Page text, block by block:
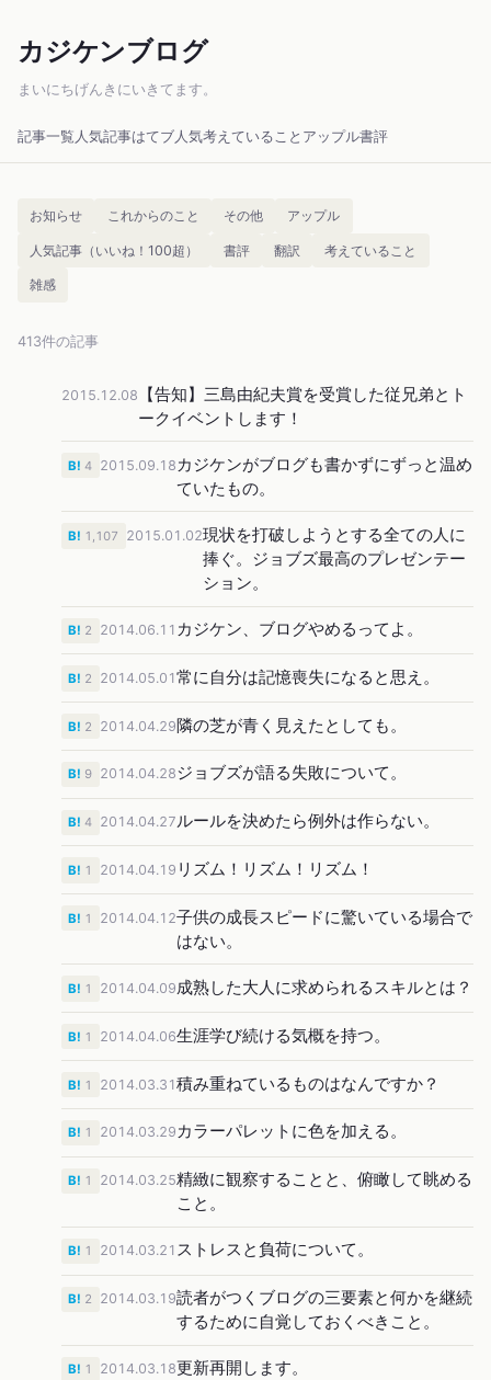
カジケンブログ
まいにちげんきにいきてます。
記事一覧 人気記事はてブ人気考えていること アップル書評
お知らせ これからのこと その他 アップル
人気記事（いいね！100超） 書評 翻訳 考えていること
雑感
413件の記事
2015.12.08
【告知】三島由紀夫賞を受賞した従兄弟とト
ークイベントします！
2015.09.18 カジケンがブログも書かずにずっと温め
ていたもの。
B! 4
2015.01.02現状を打破しようとする全ての人に
捧ぐ。ジョブズ最高のプレゼンテー
ション。
B! 1,107
2014.06.11 カジケン、ブログやめるってよ。
B! 2
2014.05.01常に自分は記憶喪失になると思え。
B! 2
2014.04.29隣の芝が青く見えたとしても。
B! 2
2014.04.28ジョブズが語る失敗について。
B! 9
2014.04.27ルールを決めたら例外は作らない。
B! 4
2014.04.19 リズム！リズム！リズム！
B! 1
2014.04.12子供の成長スピードに驚いている場合で
はない。
B! 1
2014.04.09成熟した大人に求められるスキルとは？
B! 1
2014.04.06生涯学び続ける気概を持つ。
B! 1
2014.03.31積み重ねているものはなんですか？
B! 1
2014.03.29 カラーパレットに色を加える。
B! 1
2014.03.25精緻に観察することと、俯瞰して眺める
こと。
B! 1
2014.03.21 ストレスと負荷について。
B! 1
2014.03.19読者がつくブログの三要素と何かを継続
するために自覚しておくべきこと。
B! 2
2014.03.18更新再開します。
B! 1